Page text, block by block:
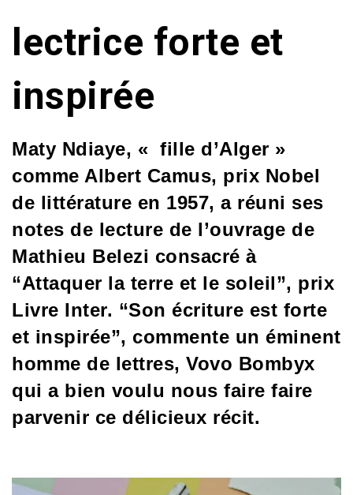
lectrice forte et
inspirée
Maty Ndiaye, « fille d’Alger »
comme Albert Camus, prix Nobel
de littérature en 1957, a réuni ses
notes de lecture de l’ouvrage de
Mathieu Belezi consacré à
“Attaquer la terre et le soleil”, prix
Livre Inter. “Son écriture est forte
et inspirée”, commente un éminent
homme de lettres, Vovo Bombyx
qui a bien voulu nous faire faire
parvenir ce délicieux récit.